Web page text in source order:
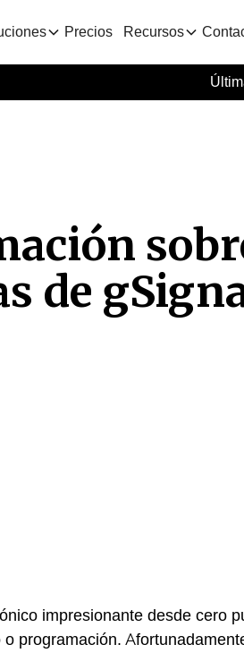
Precios Recursos
de
impresionante desde cero
programación.